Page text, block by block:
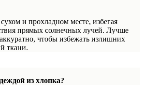
и прохладном месте, избегая
прямых солнечных лучей. Лучше
чтобы избежать излишних
ткани.
из хлопка?